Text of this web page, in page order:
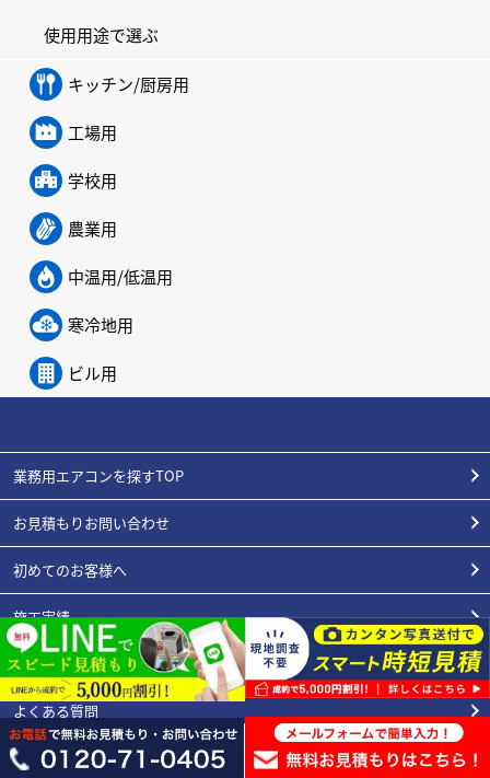
使用用途で選ぶ
キッチン/厨房用
工場用
学校用
農業用
中温用/低温用
寒冷地用
ビル用
業務用エアコンを探すTOP
お見積もりお問い合わせ
初めてのお客様へ
施工実績
エアコンの豆知識
よくある質問
スタッフ紹介